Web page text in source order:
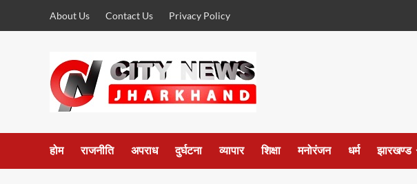
About Us Contact Us Privacy Policy
होम राजनीति अपराध दुर्घटना व्यापार शिक्षा मनोरंजन धर्म झारखण्ड